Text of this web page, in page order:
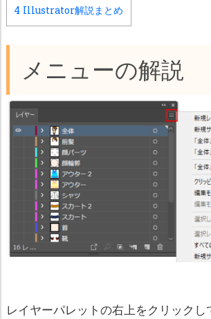
4 Illustrator解説まとめ
メニューの解説
レイヤーパレットの右上をクリックし